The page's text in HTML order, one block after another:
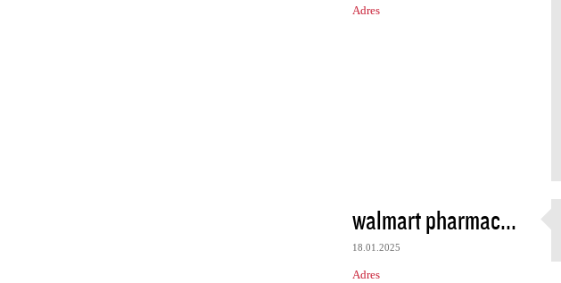
Adres
walmart pharmac...
18.01.2025
Adres